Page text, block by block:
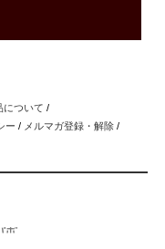
について /
ー / メルマガ登録・解除 /